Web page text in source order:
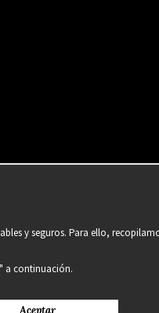
y seguros. Para ello,
a continuación.
Aceptar